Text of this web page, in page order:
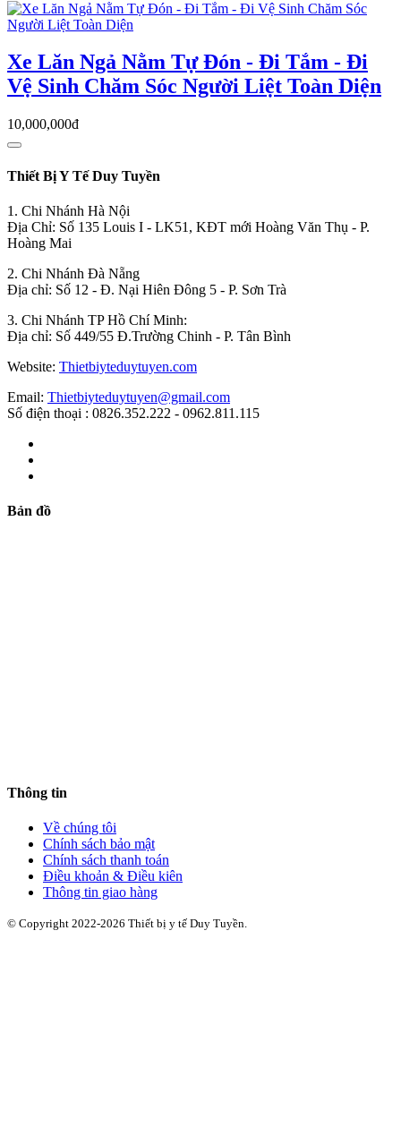
Xe Lăn Ngả Nằm Tự Đón - Đi Tắm - Đi
Vệ Sinh Chăm Sóc Người Liệt Toàn Diện
10,000,000đ
Thiết Bị Y Tế Duy Tuyền
1. Chi Nhánh Hà Nội
Địa Chỉ: Số 135 Louis I - LK51, KĐT mới Hoàng Văn Thụ - P.
Hoàng Mai
2. Chi Nhánh Đà Nẵng
Địa chỉ: Số 12 - Đ. Nại Hiên Đông 5 - P. Sơn Trà
3. Chi Nhánh TP Hồ Chí Minh:
Địa chỉ: Số 449/55 Đ.Trường Chinh - P. Tân Bình
Website: Thietbiyteduytuyen.com
Email: Thietbiyteduytuyen@gmail.com
Số điện thoại : 0826.352.222 - 0962.811.115
Bản đồ
Thông tin
Về chúng tôi
Chính sách bảo mật
Chính sách thanh toán
Điều khoản & Điều kiên
Thông tin giao hàng
© Copyright 2022-2026 Thiết bị y tế Duy Tuyền.